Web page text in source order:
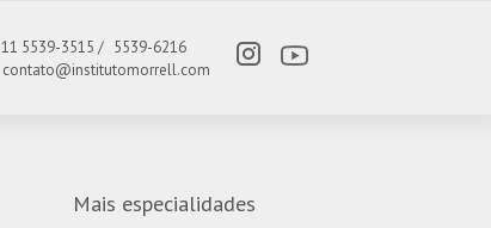
11 5539-3515 / 5539-6216
contato@institutomorrell.com
Mais especialidades